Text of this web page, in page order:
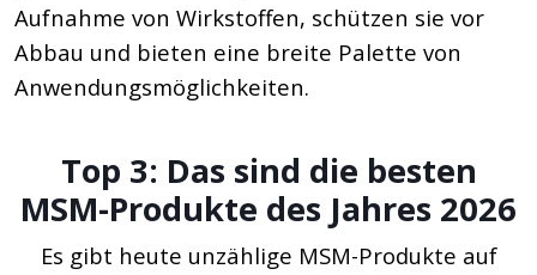
Aufnahme von Wirkstoffen, schützen sie vor
Abbau und bieten eine breite Palette von
Anwendungsmöglichkeiten.
Top 3: Das sind die besten
MSM-Produkte des Jahres 2026
Es gibt heute unzählige MSM-Produkte auf